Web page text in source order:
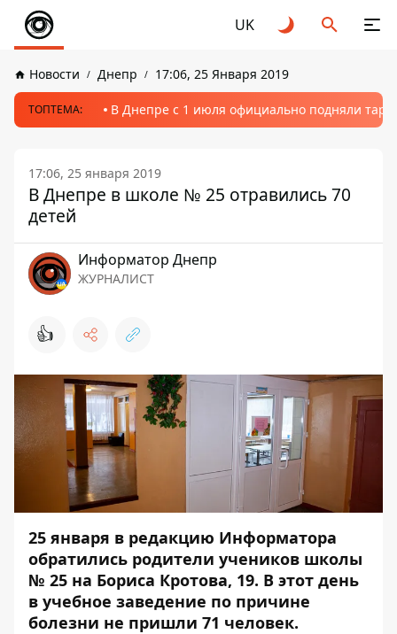
UK
Новости Днепр 17:06, 25 Января 2019
ТОПТЕМА: В Днепре с 1 июля официально подняли
17:06, 25 января 2019
В Днепре в школе № 25 отравились 70
детей
Информатор Днепр
ЖУРНАЛИСТ
👍
25 января в редакцию Информатора
обратились родители учеников школы
№ 25 на Бориса Кротова, 19. В этот день
в учебное заведение по причине
болезни не пришли 71 человек.